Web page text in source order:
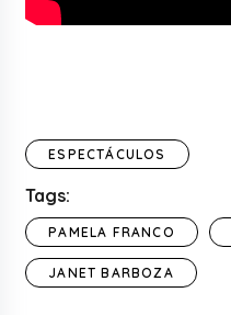
ESPECTÁCULOS
Tags:
PAMELA FRANCO
JANET BARBOZA